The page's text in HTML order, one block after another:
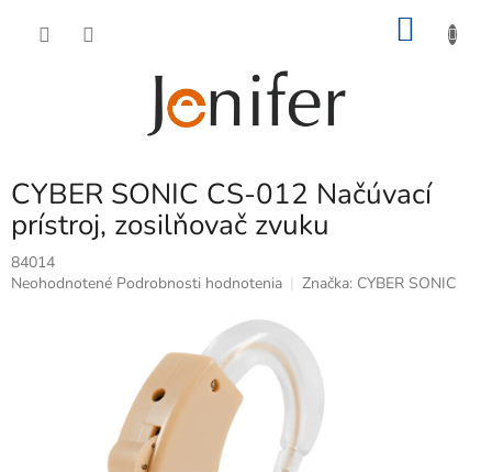
CYBER SONIC CS-012 Načúvací
prístroj, zosilňovač zvuku
84014
Priemerné
Neohodnotené Podrobnosti hodnotenia Značka: CYBER SONIC